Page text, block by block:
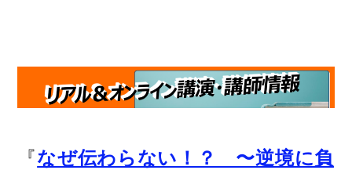
『なぜ伝わらない！？ 〜逆境に負